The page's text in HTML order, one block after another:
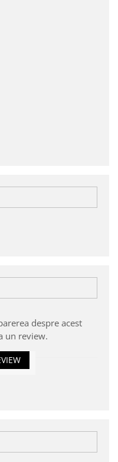
despre acest
un review.